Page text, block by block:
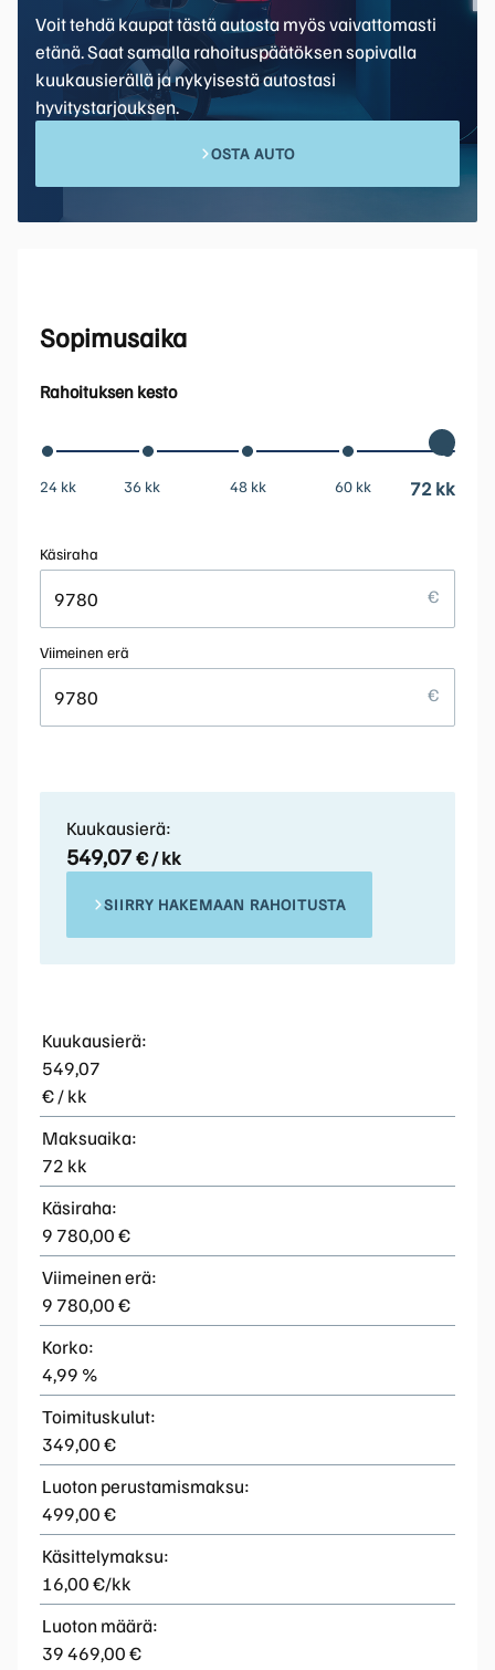
Sopimusaika
Rahoituksen kesto
24 kk 36 kk 48 kk 60 kk 72 kk
Käsiraha
Viimeinen erä
Kuukausierä:
549,07
€ / kk
Maksuaika:
72 kk
Käsiraha:
9 780,00 €
Viimeinen erä:
9 780,00 €
Korko:
4,99 %
Toimituskulut:
349,00 €
Luoton perustamismaksu:
499,00 €
Käsittelymaksu:
16,00 €/kk
Luoton määrä:
39 469,00 €
Kuukausierä:
549,07€ / kk
SIIRRY HAKEMAAN RAHOITUSTA
Voit tehdä kaupat tästä autosta myös vaivattomasti
etänä. Saat samalla rahoituspäätöksen sopivalla
kuukausierällä ja nykyisestä autostasi
hyvitystarjouksen.
OSTA AUTO